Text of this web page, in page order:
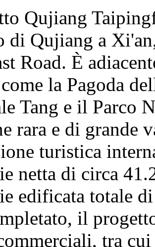
Qujiang
di Qujiang a
Road. È
la Pagoda
Tang e il Parco
rara e di grande
turistica
netta di circa
edificata totale
il
tra